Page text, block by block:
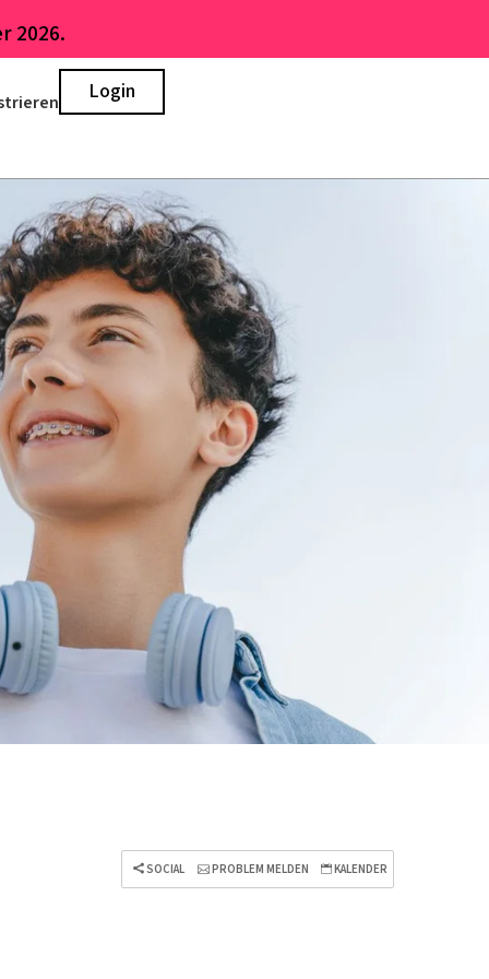
2026.
Login
SOCIAL PROBLEM MELDEN KALENDER